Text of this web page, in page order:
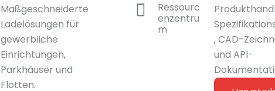
Maßgeschneiderte
Ladelösungen für
gewerbliche
Einrichtungen,
Parkhäuser und
Flotten.
Ressourc
enzentru
m
, CAD-
und APl-